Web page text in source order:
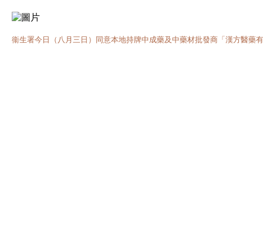
衞生署今日（八月三日）同意本地持牌中成藥及中藥材批發商「漢方醫藥